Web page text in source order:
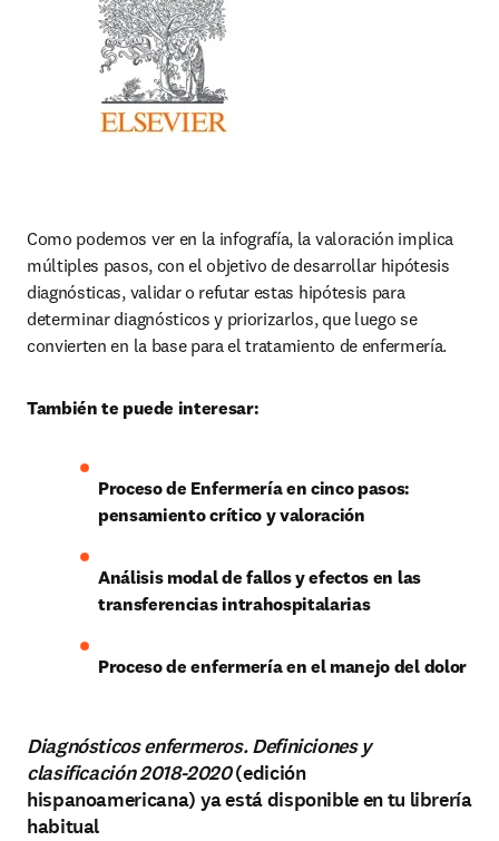
Como podemos ver en la infografía, la valoración implica
múltiples pasos, con el objetivo de desarrollar hipótesis
diagnósticas, validar o refutar estas hipótesis para
determinar diagnósticos y priorizarlos, que luego se
convierten en la base para el tratamiento de enfermería.
También te puede interesar:
Proceso de Enfermería en cinco pasos:
pensamiento crítico y valoración
Análisis modal de fallos y efectos en las
transferencias intrahospitalarias
Proceso de enfermería en el manejo del dolor
Diagnósticos enfermeros. Definiciones y
clasificación 2018-2020(edición
hispanoamericana) ya está disponible en tu librería
habitual